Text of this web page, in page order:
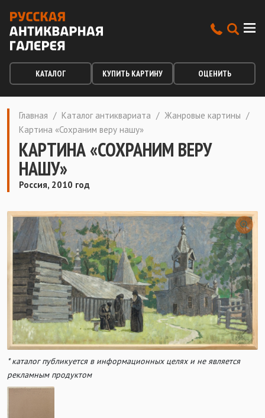
КАТАЛОГ КУПИТЬ КАРТИНУ ОЦЕНИТЬ
Главная / Каталог антиквариата / Жанровые картины /
Картина «Сохраним веру нашу»
КАРТИНА «СОХРАНИМ ВЕРУ
НАШУ»
Россия, 2010 год
* каталог публикуется в информационных целях и не является
рекламным продуктом